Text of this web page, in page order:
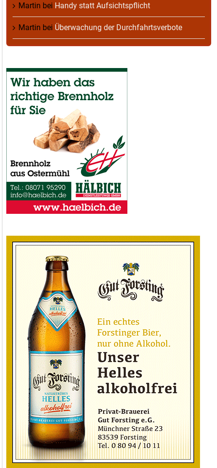
Martin bei Handy statt Aufsichtspflicht
Martin bei Überwachung der Durchfahrtsverbote